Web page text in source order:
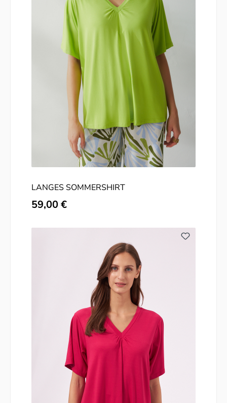
LANGES SOMMERSHIRT
Regulärer Preis:
59,00 €